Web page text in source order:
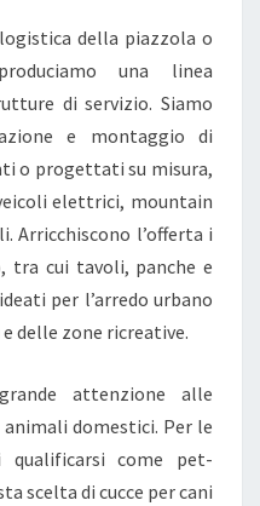
della piazzola o
una linea
di servizio. Siamo
e montaggio di
o progettati su misura,
elettrici, mountain
Arricchiscono l’offerta i
tra cui tavoli, panche e
per l’arredo urbano
delle zone ricreative.
attenzione alle
domestici. Per le
come pet-
scelta di cucce per cani